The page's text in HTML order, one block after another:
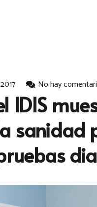
No hay
IDIS
sanidad